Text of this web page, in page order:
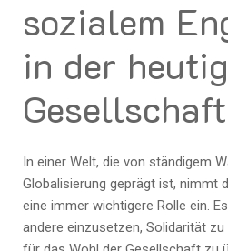
sozialem
in der
Gesellschaft
In einer Welt, die von ständigem
Globalisierung geprägt ist, nimmt
eine immer wichtigere Rolle ein.
andere einzusetzen, Solidarität